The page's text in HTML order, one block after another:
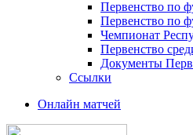
Первенство по
Первенство по
Чемпионат
Первенство
Документы
Ссылки
Онлайн матчей